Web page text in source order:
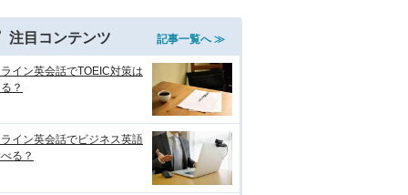
注目コンテンツ 記事一覧へ ≫
イン英会話でTOEIC対策は
？
イン英会話でビジネス英語
る？